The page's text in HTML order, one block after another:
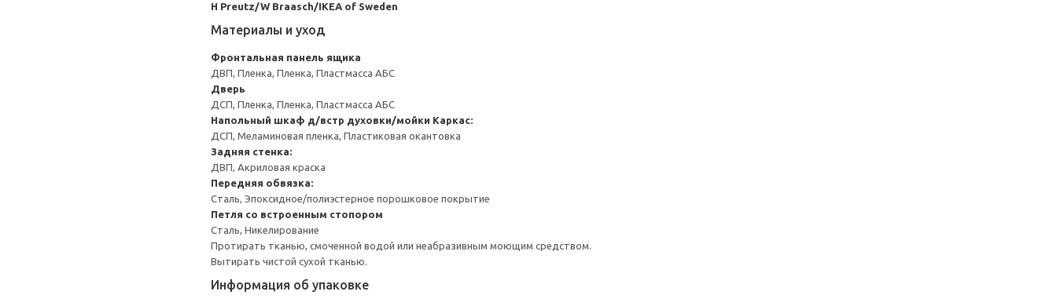
H Preutz/W Braasch/IKEA of Sweden
Материалы и уход
Фронтальная панель ящика
ДВП, Пленка, Пленка, Пластмасса АБС
Дверь
ДСП, Пленка, Пленка, Пластмасса АБС
Напольный шкаф д/встр духовки/мойки Каркас:
ДСП, Меламиновая пленка, Пластиковая окантовка
Задняя стенка:
ДВП, Акриловая краска
Передняя обвязка:
Сталь, Эпоксидное/полиэстерное порошковое покрытие
Петля со встроенным стопором
Сталь, Никелирование
Протирать тканью, смоченной водой или неабразивным моющим средством.
Вытирать чистой сухой тканью.
Информация об упаковке